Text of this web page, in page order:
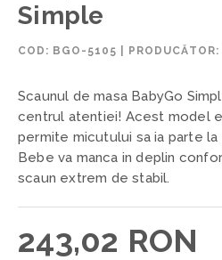
Simple
COD: BGO-5105
Scaunul de masa BabyGo
centrul atentiei! Acest model
permite micutului sa ia parte
Bebe va manca in deplin
scaun extrem de stabil.
243,02 RON